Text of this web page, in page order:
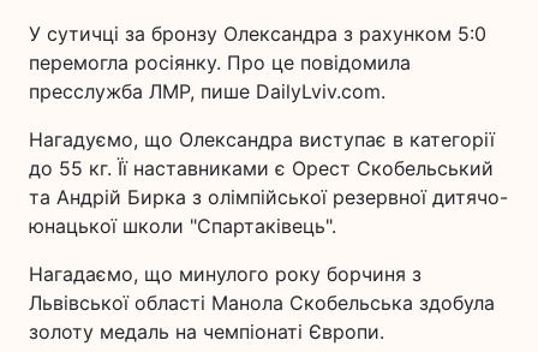
У сутичці за бронзу Олександра з рахунком 5:0
перемогла росіянку. Про це повідомила
пресслужба ЛМР, пише DailyLviv.com.
Нагадуємо, що Олександра виступає в категорії
до 55 кг. Її наставниками є Орест Скобельський
та Андрій Бирка з олімпійської резервної дитячо-
юнацької школи "Спартаківець".
Нагадаємо, що минулого року борчиня з
Львівської області Манола Скобельська здобула
золоту медаль на чемпіонаті Європи.